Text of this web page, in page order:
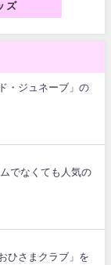
ズ
・ジュネーブ」の
でなくても人気の
ひさまクラブ」を